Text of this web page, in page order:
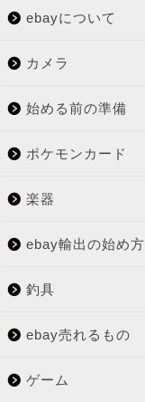
ebayについて
カメラ
始める前の準備
ポケモンカード
楽器
ebay輸出の始め方
釣具
ebay売れるもの
ゲーム